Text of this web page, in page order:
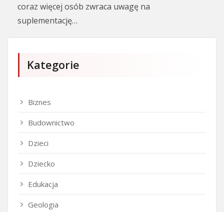
coraz więcej osób zwraca uwagę na
suplementację…
Kategorie
Biznes
Budownictwo
Dzieci
Dziecko
Edukacja
Geologia